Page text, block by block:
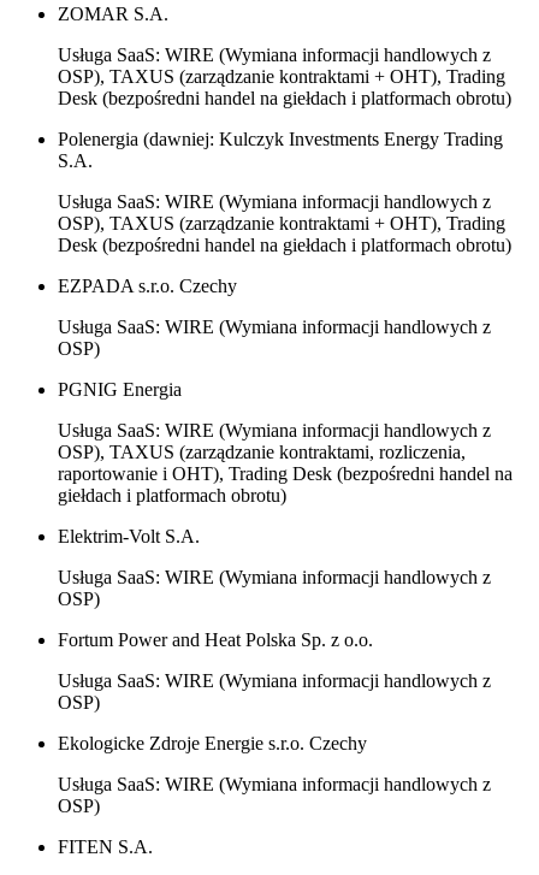
ZOMAR S.A.
Usługa SaaS: WIRE (Wymiana informacji handlowych z
OSP), TAXUS (zarządzanie kontraktami + OHT), Trading
Desk (bezpośredni handel na giełdach i platformach obrotu)
Polenergia (dawniej: Kulczyk Investments Energy Trading
S.A.
Usługa SaaS: WIRE (Wymiana informacji handlowych z
OSP), TAXUS (zarządzanie kontraktami + OHT), Trading
Desk (bezpośredni handel na giełdach i platformach obrotu)
EZPADA s.r.o. Czechy
Usługa SaaS: WIRE (Wymiana informacji handlowych z
OSP)
PGNIG Energia
Usługa SaaS: WIRE (Wymiana informacji handlowych z
OSP), TAXUS (zarządzanie kontraktami, rozliczenia,
raportowanie i OHT), Trading Desk (bezpośredni handel na
giełdach i platformach obrotu)
Elektrim-Volt S.A.
Usługa SaaS: WIRE (Wymiana informacji handlowych z
OSP)
Fortum Power and Heat Polska Sp. z o.o.
Usługa SaaS: WIRE (Wymiana informacji handlowych z
OSP)
Ekologicke Zdroje Energie s.r.o. Czechy
Usługa SaaS: WIRE (Wymiana informacji handlowych z
OSP)
FITEN S.A.